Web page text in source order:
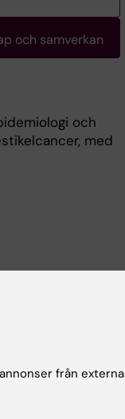
och samverkan
och
med
för prostata-
av stora
och
från externa